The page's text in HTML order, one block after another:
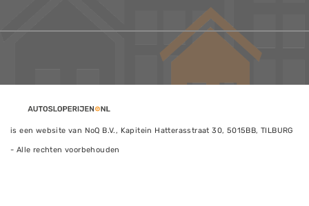
is een website van NoQ B.V., Kapitein Hatterasstraat 30, 5015BB, TILBURG
- Alle rechten voorbehouden